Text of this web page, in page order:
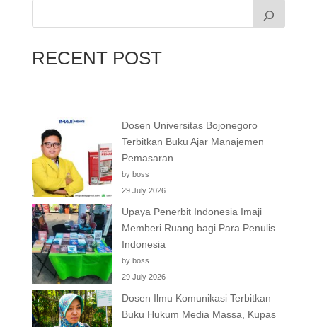
RECENT POST
Dosen Universitas Bojonegoro
Terbitkan Buku Ajar Manajemen
Pemasaran
by boss
29 July 2026
Upaya Penerbit Indonesia Imaji
Memberi Ruang bagi Para Penulis
Indonesia
by boss
29 July 2026
Dosen Ilmu Komunikasi Terbitkan
Buku Hukum Media Massa, Kupas